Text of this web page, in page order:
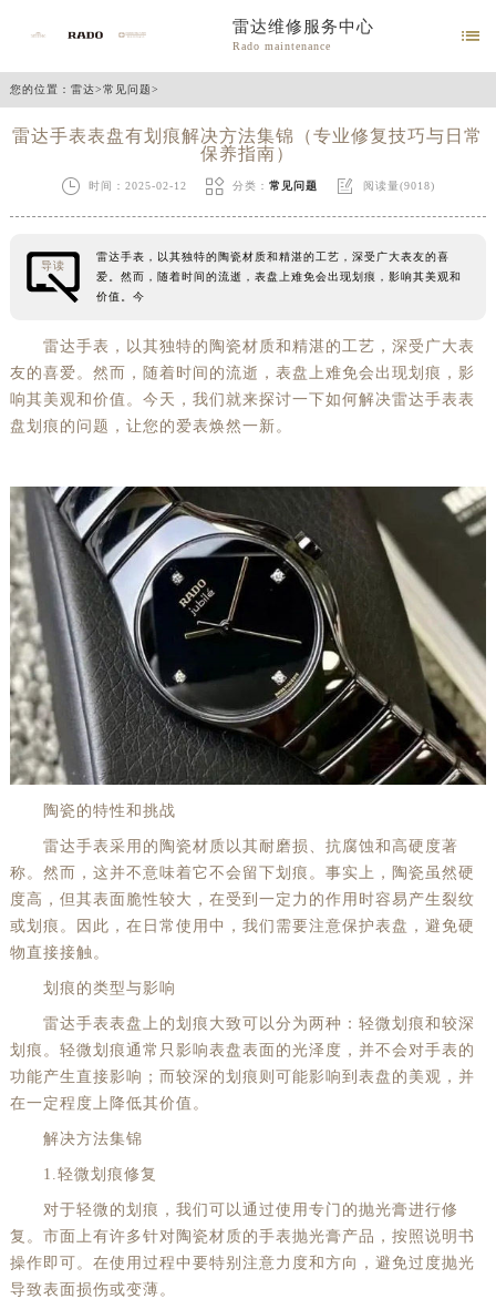
雷达维修服务中心
Rado maintenance

您的位置： 雷达>常见问题>
雷达手表表盘有划痕解决方法集锦（专业修复技巧与日常
保养指南）
 时间：2025-02-12  分类： 常见问题  阅读量(9018)
导读
雷达手表，以其独特的陶瓷材质和精湛的工艺，深受广大表友的喜
爱。然而，随着时间的流逝，表盘上难免会出现划痕，影响其美观和
价值。今
雷达手表，以其独特的陶瓷材质和精湛的工艺，深受广大表
友的喜爱。然而，随着时间的流逝，表盘上难免会出现划痕，影
响其美观和价值。今天，我们就来探讨一下如何解决雷达手表表
盘划痕的问题，让您的爱表焕然一新。
陶瓷的特性和挑战
雷达手表采用的陶瓷材质以其耐磨损、抗腐蚀和高硬度著
称。然而，这并不意味着它不会留下划痕。事实上，陶瓷虽然硬
度高，但其表面脆性较大，在受到一定力的作用时容易产生裂纹
或划痕。因此，在日常使用中，我们需要注意保护表盘，避免硬
物直接接触。
划痕的类型与影响
雷达手表表盘上的划痕大致可以分为两种：轻微划痕和较深
划痕。轻微划痕通常只影响表盘表面的光泽度，并不会对手表的
功能产生直接影响；而较深的划痕则可能影响到表盘的美观，并
在一定程度上降低其价值。
解决方法集锦
1.轻微划痕修复
对于轻微的划痕，我们可以通过使用专门的抛光膏进行修
复。市面上有许多针对陶瓷材质的手表抛光膏产品，按照说明书
操作即可。在使用过程中要特别注意力度和方向，避免过度抛光
导致表面损伤或变薄。